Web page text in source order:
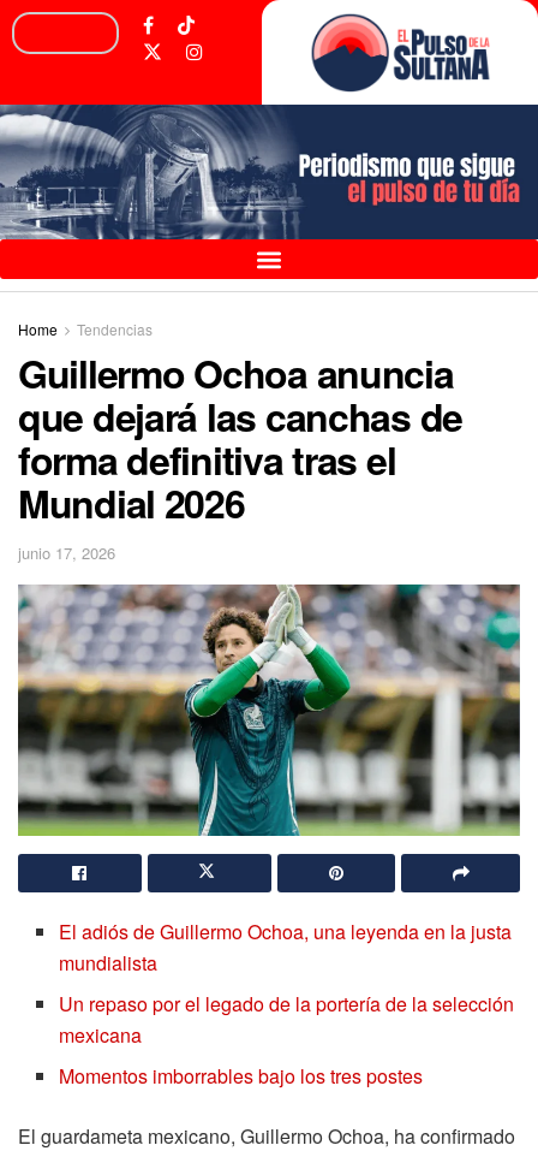
Home Tendencias
Guillermo Ochoa anuncia
que dejará las canchas de
forma definitiva tras el
Mundial 2026
junio 17, 2026
El adiós de Guillermo Ochoa, una leyenda en la justa
mundialista
Un repaso por el legado de la portería de la selección
mexicana
Momentos imborrables bajo los tres postes
El guardameta mexicano, Guillermo Ochoa, ha confirmado